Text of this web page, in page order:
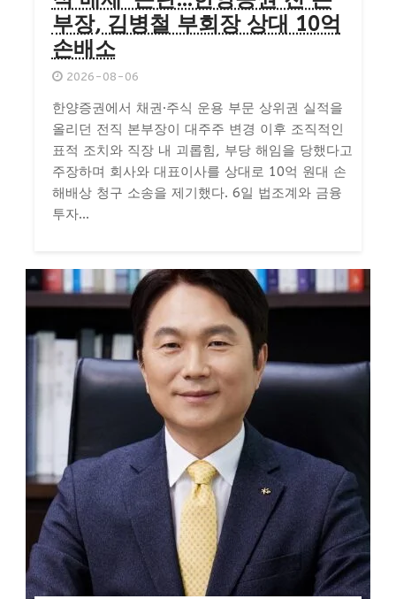
부장, 김병철 부회장 상대 10억
손배소
2026-08-06
한양증권에서 채권·주식 운용 부문 상위권 실적을
올리던 전직 본부장이 대주주 변경 이후 조직적인
표적 조치와 직장 내 괴롭힘, 부당 해임을 당했다고
주장하며 회사와 대표이사를 상대로 10억 원대 손
해배상 청구 소송을 제기했다. 6일 법조계와 금융
투자...